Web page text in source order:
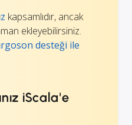
kapsamlıdır, ancak
ekleyebilirsiniz.
desteği ile
iScala'e